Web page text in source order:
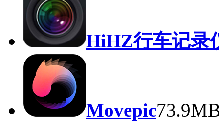
HiHZ行车记录
Movepic